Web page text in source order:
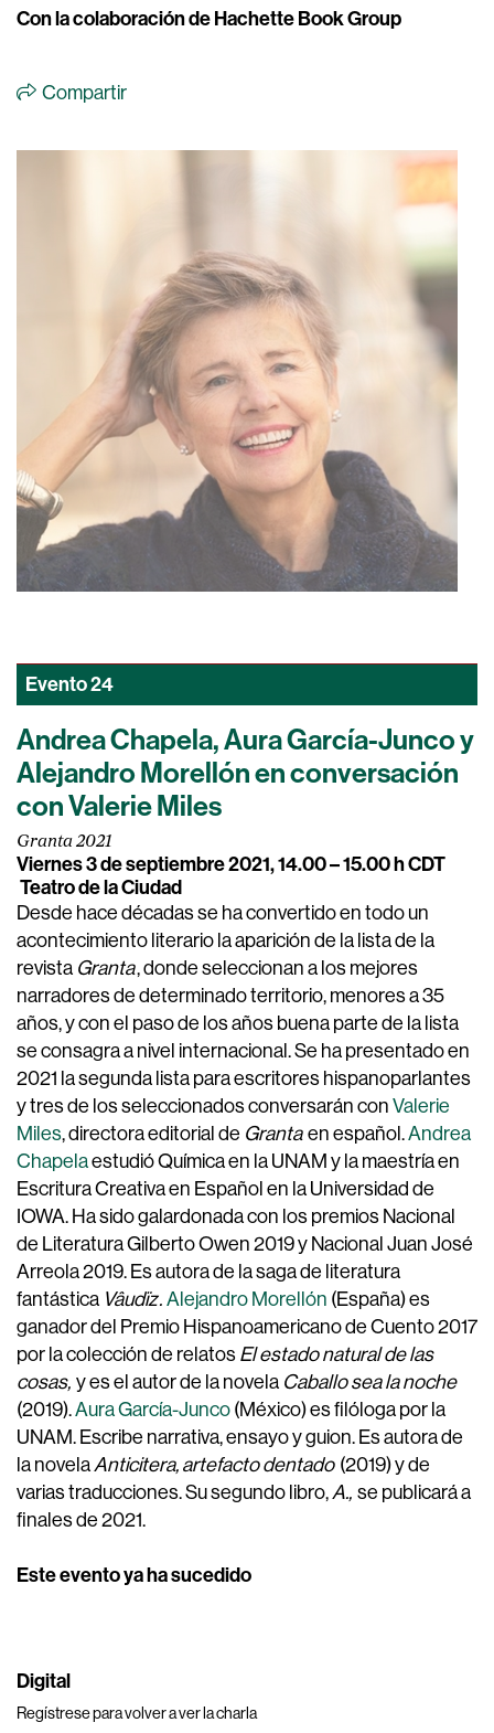
Con la colaboración de Hachette Book Group
Compartir
Evento24
Andrea Chapela, Aura García-Junco y
Alejandro Morellón en conversación
con Valerie Miles
Granta 2021
Viernes 3 de septiembre 2021, 14.00 – 15.00 h CDT
Teatro de la Ciudad
Desde hace décadas se ha convertido en todo un
acontecimiento literario la aparición de la lista de la
revista Granta, donde seleccionan a los mejores
narradores de determinado territorio, menores a 35
años, y con el paso de los años buena parte de la lista
se consagra a nivel internacional. Se ha presentado en
2021 la segunda lista para escritores hispanoparlantes
y tres de los seleccionados conversarán con Valerie
Miles, directora editorial de Granta en español.Andrea
Chapelaestudió Química en la UNAM y la maestría en
Escritura Creativa en Español en la Universidad de
IOWA. Ha sido galardonada con los premios Nacional
de Literatura Gilberto Owen 2019 y Nacional Juan José
Arreola 2019. Es autora de la saga de literatura
fantástica Vâudïz. Alejandro Morellón (España) es
ganador del Premio Hispanoamericano de Cuento 2017
por la colección de relatos El estado natural de las
cosas, y es el autor de la novela Caballo sea la noche
(2019).Aura García-Junco (México) es filóloga por la
UNAM. Escribe narrativa, ensayo y guion. Es autora de
la novelaAnticitera, artefacto dentado (2019) y de
varias traducciones. Su segundo libro,A., se publicará a
finales de 2021.
Este evento ya ha sucedido
Digital
Regístrese para volver a ver la charla